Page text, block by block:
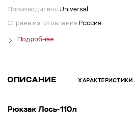
Производитель Universal
Страна изготовления Россия
Подробнее
ОПИСАНИЕ ХАРАКТЕРИСТИКИ
Рюкзак Лось-110л